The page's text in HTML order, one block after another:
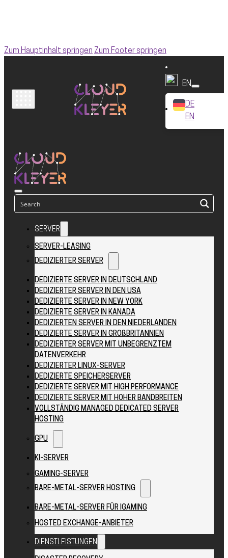
Zum Hauptinhalt springen Zum Footer springen
EN
DE
EN
SERVER
SERVER-LEASING
DEDIZIERTER SERVER
DEDIZIERTE SERVER IN DEUTSCHLAND
DEDIZIERTER SERVER IN DEN USA
DEDIZIERTE SERVER IN NEW YORK
DEDIZIERTE SERVER IN KANADA
DEDIZIERTEN SERVER IN DEN NIEDERLANDEN
DEDIZIERTE SERVER IN GROßBRITANNIEN
DEDIZIERTER SERVER MIT UNBEGRENZTEM
DATENVERKEHR
DEDIZIERTER LINUX-SERVER
DEDIZIERTE SPEICHERSERVER
DEDIZIERTE SERVER MIT HIGH PERFORMANCE
DEDIZIERTE SERVER MIT HOHER BANDBREITEN
VOLLSTÄNDIG MANAGED DEDICATED SERVER
HOSTING
GPU
KI-SERVER
GAMING-SERVER
BARE-METAL-SERVER HOSTING
BARE-METAL-SERVER FÜR IGAMING
HOSTED EXCHANGE-ANBIETER
DIENSTLEISTUNGEN